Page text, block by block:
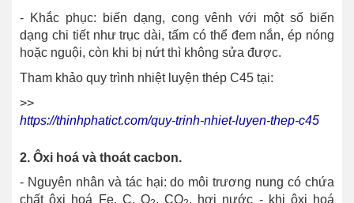
- Khắc phục: biến dạng, cong vênh với một số biến
dạng chi tiết như trục dài, tấm có thể đem nắn, ép nóng
hoặc nguội, còn khi bị nứt thì không sửa được.
Tham khảo quy trình nhiệt luyện thép C45 tại:
>>
https://thinhphatict.com/quy-trinh-nhiet-luyen-thep-c45
2. Ôxi hoá và thoát cacbon.
- Nguyên nhân và tác hại: do môi trương nung có chứa
chất ôxi hoá Fe, C, O , CO , hơi nước - khi ôxi hoá